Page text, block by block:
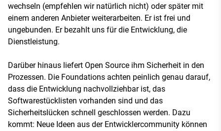
wechseln (empfehlen wir natürlich nicht) oder später mit
einem anderen Anbieter weiterarbeiten. Er ist frei und
ungebunden. Er bezahlt uns für die Entwicklung, die
Dienstleistung.
Darüber hinaus liefert Open Source ihm Sicherheit in den
Prozessen. Die Foundations achten peinlich genau darauf,
dass die Entwicklung nachvollziehbar ist, das
Softwarestücklisten vorhanden sind und das
Sicherheitslücken schnell geschlossen werden. Dazu
kommt: Neue Ideen aus der Entwicklercommunity können